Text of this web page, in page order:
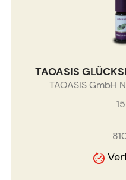
TAOASIS
TAOASIS GmbH